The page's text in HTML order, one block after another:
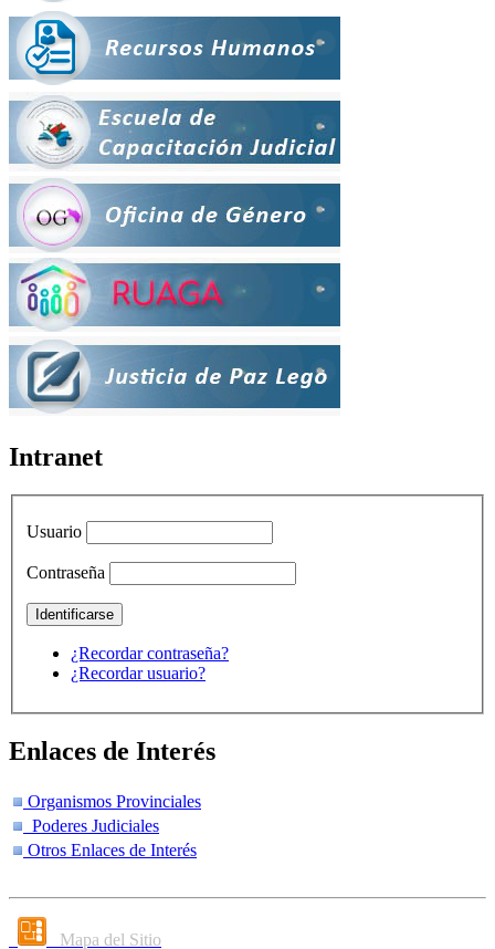
Intranet
Usuario
Contraseña
¿Recordar contraseña?
¿Recordar usuario?
Enlaces de Interés
Organismos Provinciales
Poderes Judiciales
Otros Enlaces de Interés
Mapa del Sitio